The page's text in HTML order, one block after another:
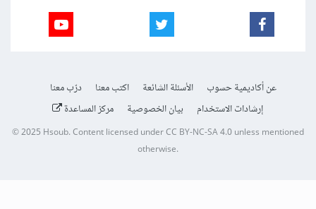
عن أكاديمية حسوب الأسئلة الشائعة اكتب معنا
درّب معنا
إرشادات الاستخدام
بيان الخصوصية مركز المساعدة
© 2025Hsoub.Content licensed underCC BY-NC-SA 4.0unless mentioned
otherwise.